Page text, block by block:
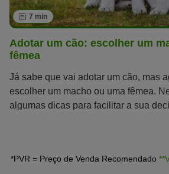
7 min
Adotar um cão: escolher um
fêmea
Já sabe que vai adotar um cão, mas
escolher um macho ou uma fêmea.
algumas dicas para facilitar a sua
*PVR = Preço de Venda Recomendado